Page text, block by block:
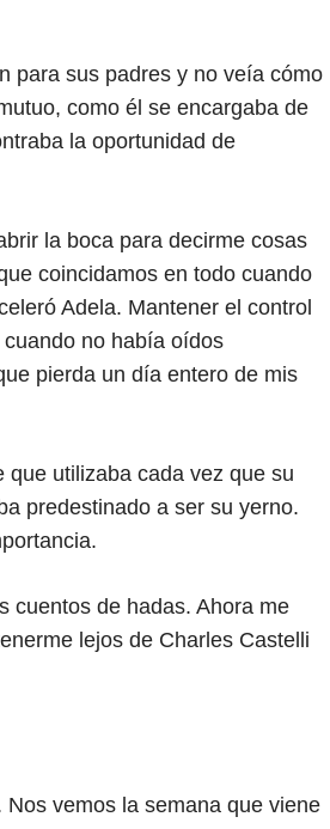
para sus padres y no veía cómo
como él se encargaba de
la oportunidad de
la boca para decirme cosas
coincidamos en todo cuando
Adela. Mantener el control
no había oídos
pierda un día entero de mis
utilizaba cada vez que su
predestinado a ser su yerno.
cuentos de hadas. Ahora me
lejos de Charles Castelli
vemos la semana que viene